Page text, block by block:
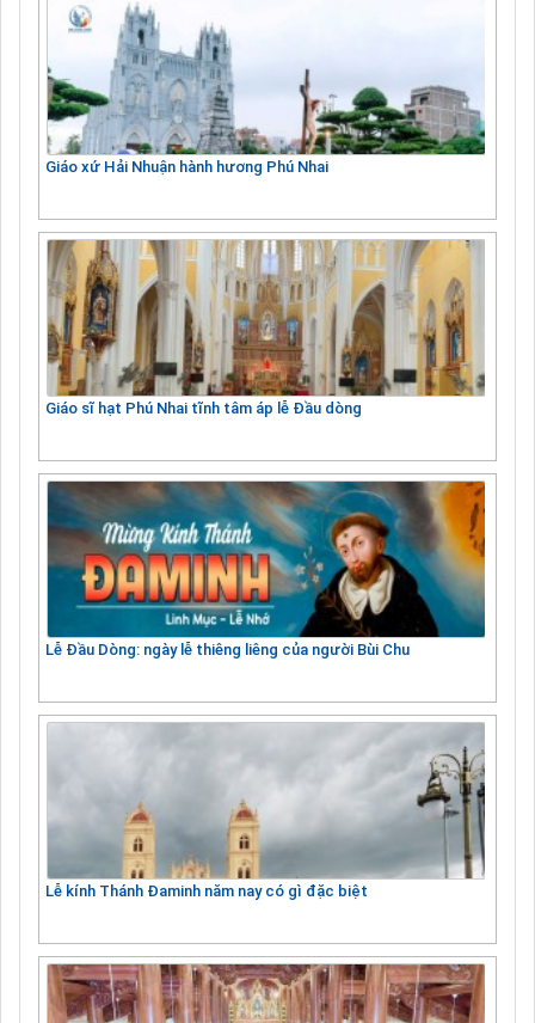
Giáo xứ Hải Nhuận hành hương Phú Nhai
Giáo sĩ hạt Phú Nhai tĩnh tâm áp lễ Đầu dòng
Lễ Đầu Dòng: ngày lễ thiêng liêng của người Bùi Chu
Lễ kính Thánh Đaminh năm nay có gì đặc biệt